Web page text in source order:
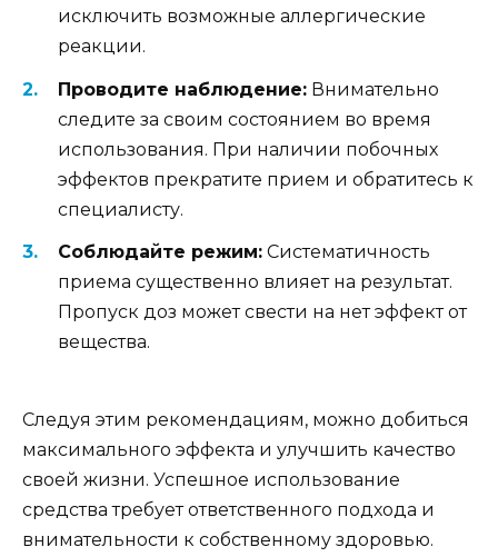
исключить возможные аллергические
реакции.
Проводите наблюдение: Внимательно
следите за своим состоянием во время
использования. При наличии побочных
эффектов прекратите прием и обратитесь к
специалисту.
Соблюдайте режим: Систематичность
приема существенно влияет на результат.
Пропуск доз может свести на нет эффект от
вещества.
Следуя этим рекомендациям, можно добиться
максимального эффекта и улучшить качество
своей жизни. Успешное использование
средства требует ответственного подхода и
внимательности к собственному здоровью.